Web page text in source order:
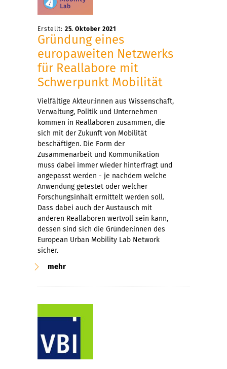
Erstellt: 25. Oktober 2021
Gründung eines
europaweiten Netzwerks
für Reallabore mit
Schwerpunkt Mobilität
Vielfältige Akteur:innen aus Wissenschaft,
Verwaltung, Politik und Unternehmen
kommen in Reallaboren zusammen, die
sich mit der Zukunft von Mobilität
beschäftigen. Die Form der
Zusammenarbeit und Kommunikation
muss dabei immer wieder hinterfragt und
angepasst werden - je nachdem welche
Anwendung getestet oder welcher
Forschungsinhalt ermittelt werden soll.
Dass dabei auch der Austausch mit
anderen Reallaboren wertvoll sein kann,
dessen sind sich die Gründer:innen des
European Urban Mobility Lab Network
sicher.
mehr